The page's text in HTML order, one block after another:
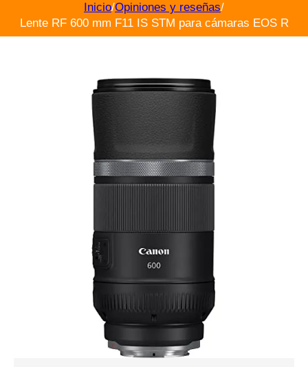
Inicio/Opiniones y reseñas/
Lente RF 600 mm F11 IS STM para cámaras EOS R